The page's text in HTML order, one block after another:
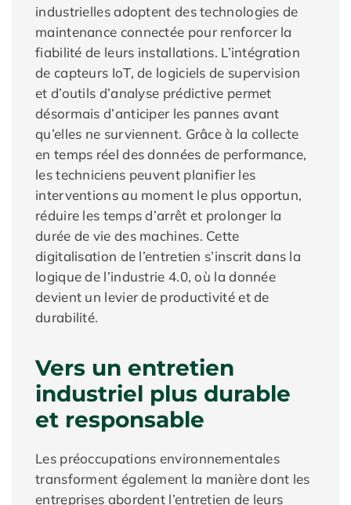
industrielles adoptent des technologies de
maintenance connectée pour renforcer la
fiabilité de leurs installations. L’intégration
de capteurs IoT, de logiciels de supervision
et d’outils d’analyse prédictive permet
désormais d’anticiper les pannes avant
qu’elles ne surviennent. Grâce à la collecte
en temps réel des données de performance,
les techniciens peuvent planifier les
interventions au moment le plus opportun,
réduire les temps d’arrêt et prolonger la
durée de vie des machines. Cette
digitalisation de l’entretien s’inscrit dans la
logique de l’industrie 4.0, où la donnée
devient un levier de productivité et de
durabilité.
Vers un entretien
industriel plus durable
et responsable
Les préoccupations environnementales
transforment également la manière dont les
entreprises abordent l’entretien de leurs